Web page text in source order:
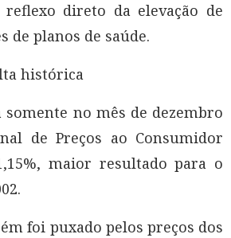
reflexo direto da elevação de
de planos de saúde.
histórica
no mês de dezembro
de Preços ao Consumidor
maior resultado para o
foi puxado pelos preços dos